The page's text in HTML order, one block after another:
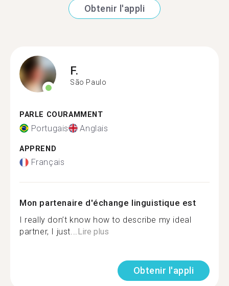
Obtenir l'appli
F.
São Paulo
PARLE COURAMMENT
Portugais Anglais
APPREND
Français
Mon partenaire d'échange linguistique est
I really don’t know how to describe my ideal
partner, I just...Lire plus
Obtenir l'appli